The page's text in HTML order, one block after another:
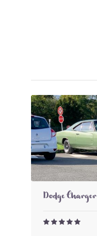
Dodge Charger